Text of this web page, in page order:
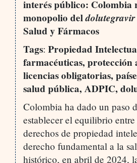
interés público: Colombia
monopolio deldolutegravir
Salud y Fármacos
Tags: Propiedad
farmacéuticas, protección
licencias obligatorias,
salud pública, ADPIC,
Colombia ha dado un paso
establecer el equilibrio
derechos de propiedad
derecho fundamental a la
histórico, en abril de 2024,